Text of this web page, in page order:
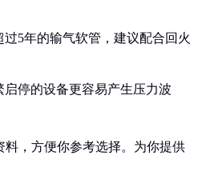
5年的输气软管，建议配合回火
停的设备更容易产生压力波
料，方便你参考选择。为你提供